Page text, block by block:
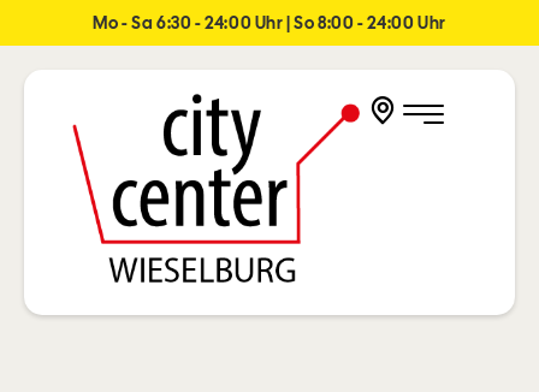
Mo - Sa 6:30 - 24:00 Uhr | So 8:00 - 24:00 Uhr